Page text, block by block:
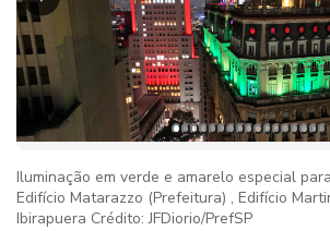
Iluminação em verde e amarelo especial
Edifício Matarazzo (Prefeitura) , Edifício
Ibirapuera Crédito: JFDiorio/PrefSP